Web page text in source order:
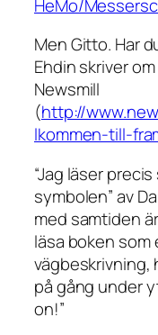
HeMo/
Men Gitto. Har
Ehdin skriver
Newsmill
(http://
lkommen-till-
“Jag läser
symbolen” av
med samtiden
läsa boken
vägbeskrivning,
på gång under
on!”